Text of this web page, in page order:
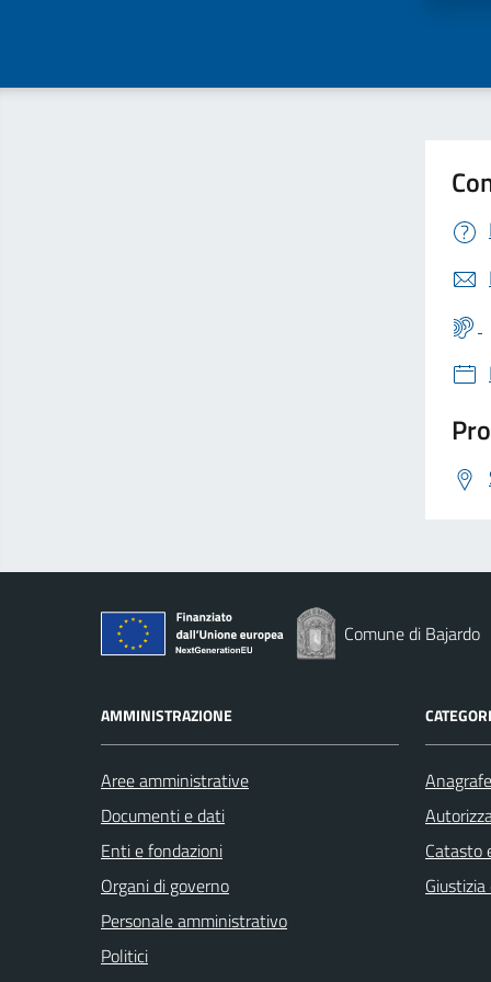
Comune di Bajardo
AMMINISTRAZIONE
Aree amministrative
Documenti e dati
Enti e fondazioni
Organi di governo
Personale amministrativo
Politici
Catasto